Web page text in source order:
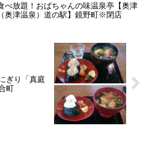
べ放題！おばちゃんの味温泉亭【奥津
（奥津温泉）道の駅】鏡野町※閉店
ぎり「真庭
町